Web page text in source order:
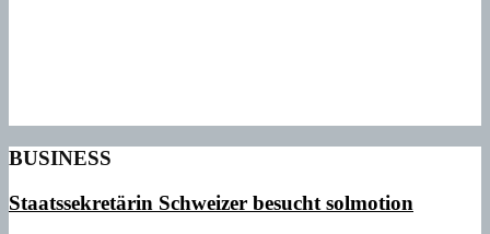
BUSINESS
Staatssekretärin Schweizer besucht solmotion